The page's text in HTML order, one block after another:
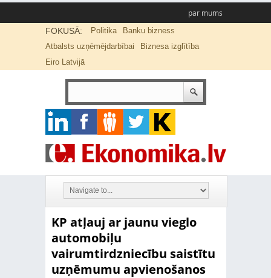
par mums
FOKUSĀ: Politika
Banku bizness
Atbalsts uzņēmējdarbībai
Biznesa izglītība
Eiro Latvijā
KP atļauj ar jaunu vieglo
automobiļu
vairumtirdzniecību saistītu
uzņēmumu apvienošanos